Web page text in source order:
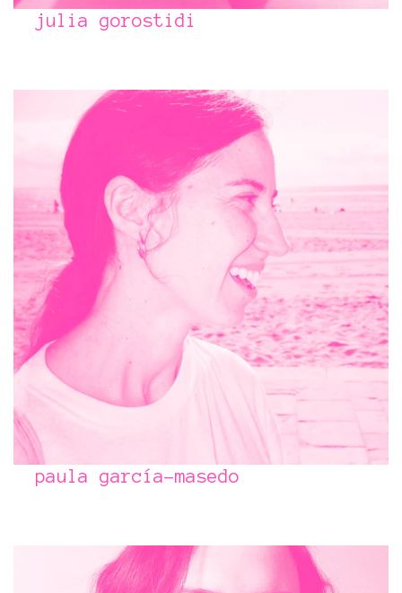
julia gorostidi
paula garcía-masedo